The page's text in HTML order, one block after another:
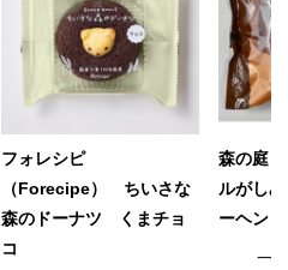
フォレシピ
（Forecipe） ちいさな
森のドーナツ くまチョ
コ
森の庭
ルがし
ーヘン
一